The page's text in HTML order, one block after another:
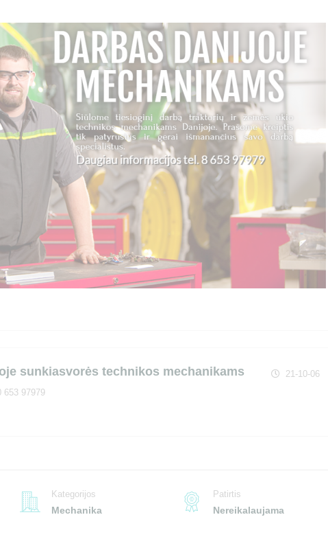
sunkiasvorės technikos mechanikams
653 97979
21-10-06
Kategorijos
Mechanika
Patirtis
Nereikalaujama